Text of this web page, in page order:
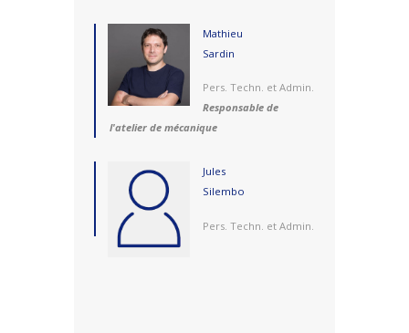
Mathieu
Sardin
Pers. Techn. et Admin.
Responsable de
l'atelier de mécanique
Jules
Silembo
Pers. Techn. et Admin.